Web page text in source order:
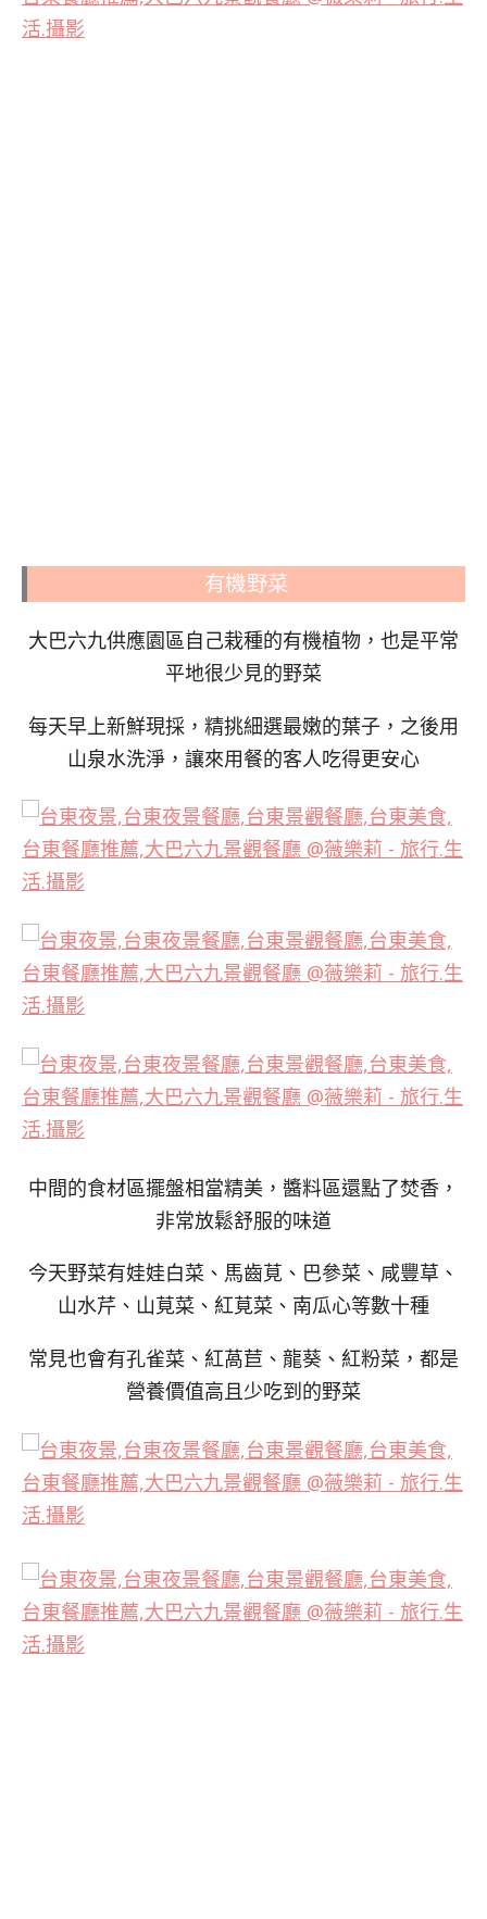
有機野菜
大巴六九供應園區自己栽種的有機植物，也是平常
平地很少見的野菜
每天早上新鮮現採，精挑細選最嫩的葉子，之後用
山泉水洗淨，讓來用餐的客人吃得更安心
中間的食材區擺盤相當精美，醬料區還點了焚香，
非常放鬆舒服的味道
今天野菜有娃娃白菜、馬齒莧、巴參菜、咸豐草、
山水芹、山莧菜、紅莧菜、南瓜心等數十種
常見也會有孔雀菜、紅萵苣、龍葵、紅粉菜，都是
營養價值高且少吃到的野菜